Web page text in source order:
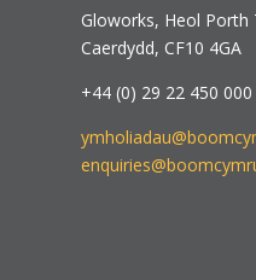
Gloworks, Heol Porth
Caerdydd, CF10 4GA
+44 (0) 29 22 450 000